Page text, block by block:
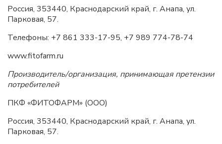
Россия, 353440, Краснодарский край, г. Анапа, ул.
Парковая, 57.
Телефоны: +7 861 333-17-95, +7 989 774-78-74
www.fitofarm.ru
Производитель/организация, принимающая претензии
потребителей
ПКФ «ФИТОФАРМ» (ООО)
Россия, 353440, Краснодарский край, г. Анапа, ул.
Парковая, 57.